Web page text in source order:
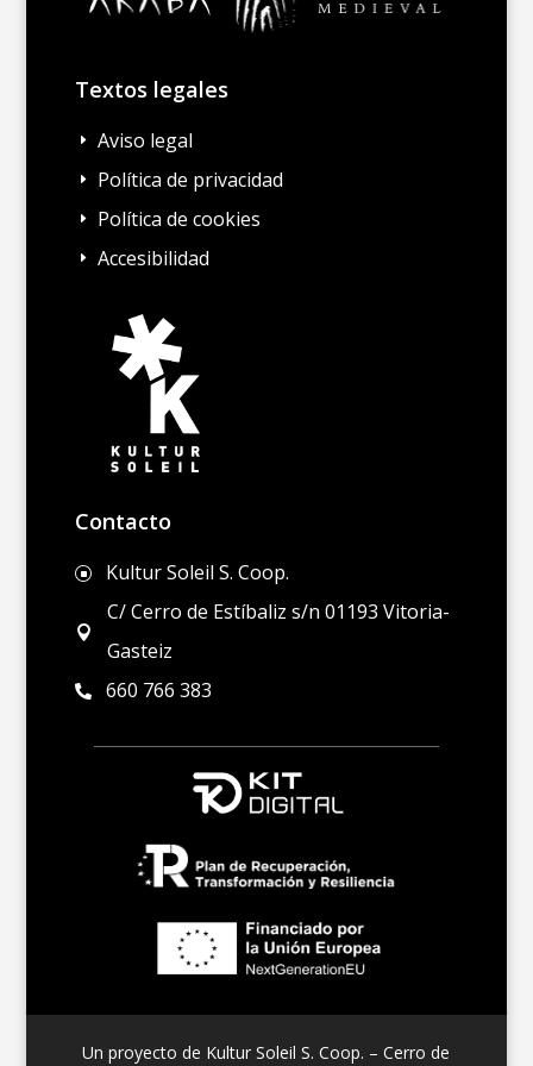
Textos legales
E Aviso legal
E Política de privacidad
E Política de cookies
E Accesibilidad
Contacto
] Kultur Soleil S. Coop.

C/ Cerro de Estíbaliz s/n 01193 Vitoria-
Gasteiz
 660 766 383
Un proyecto de Kultur Soleil S. Coop. – Cerro de